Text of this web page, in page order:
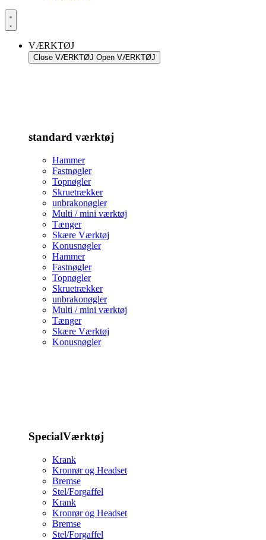
VÆRKTØJ
Close VÆRKTØJ Open VÆRKTØJ
standard værktøj
Hammer
Fastnøgler
Topnøgler
Skruetrækker
unbrakonøgler
Multi / mini værktøj
Tænger
Skære Værktøj
Konusnøgler
Hammer
Fastnøgler
Topnøgler
Skruetrækker
unbrakonøgler
Multi / mini værktøj
Tænger
Skære Værktøj
Konusnøgler
SpecialVærktøj
Krank
Kronrør og Headset
Bremse
Stel/Forgaffel
Krank
Kronrør og Headset
Bremse
Stel/Forgaffel